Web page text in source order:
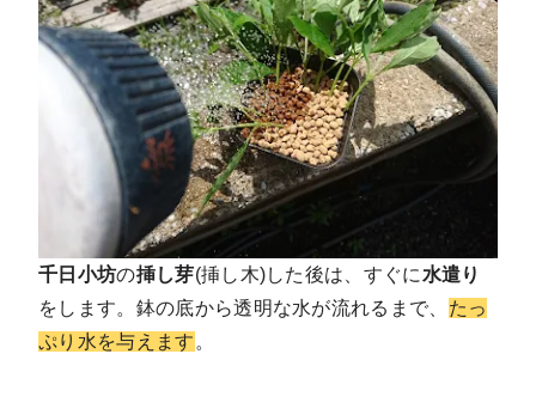
千日小坊の挿し芽(挿し木)した後は、すぐに 水遣り
をします。鉢の底から透明な水が流れるまで、 たっ
ぷり水を与えます 。